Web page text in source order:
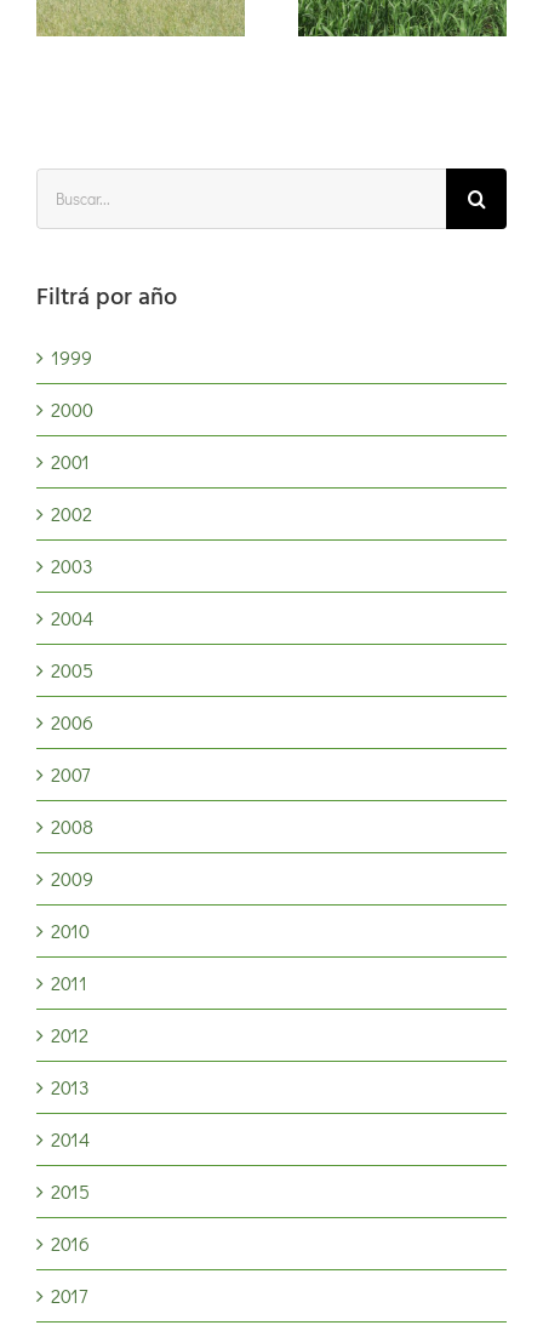
cerrar la
Buscar:
Filtrá por año
1999
2000
2001
2002
2003
2004
2005
2006
2007
2008
2009
2010
2011
2012
2013
2014
2015
2016
2017